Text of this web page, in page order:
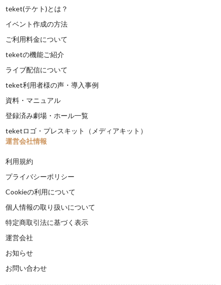
teket(テケト)とは？
イベント作成の方法
ご利用料金について
teketの機能ご紹介
ライブ配信について
teket利用者様の声・導入事例
資料・マニュアル
登録済み劇場・ホール一覧
teketロゴ・プレスキット（メディアキット）
運営会社情報
利用規約
プライバシーポリシー
Cookieの利用について
個人情報の取り扱いについて
特定商取引法に基づく表示
運営会社
お知らせ
お問い合わせ